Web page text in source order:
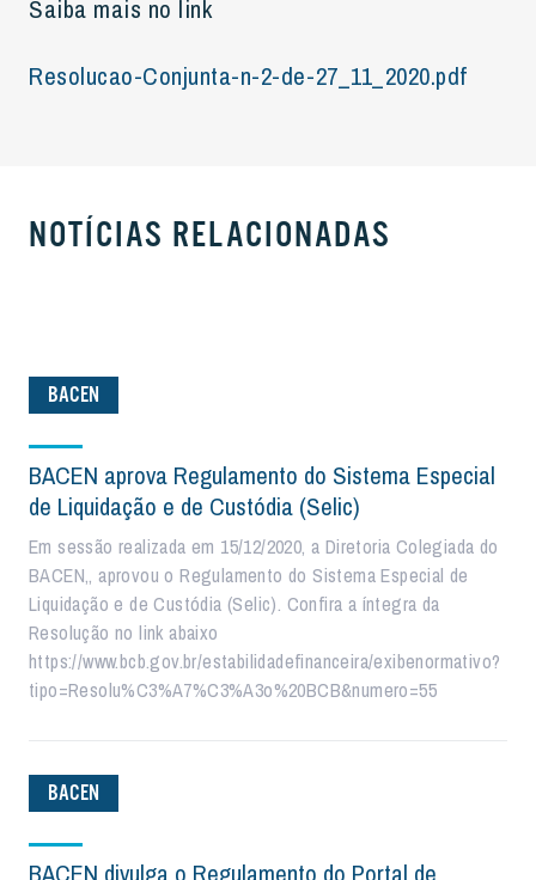
Saiba mais no link
Resolucao-Conjunta-n-2-de-27_11_2020.pdf
NOTÍCIAS RELACIONADAS
BACEN
BACEN aprova Regulamento do Sistema Especial
de Liquidação e de Custódia (Selic)
Em sessão realizada em 15/12/2020, a Diretoria Colegiada do
BACEN,, aprovou o Regulamento do Sistema Especial de
Liquidação e de Custódia (Selic). Confira a íntegra da
Resolução no link abaixo
https://www.bcb.gov.br/estabilidadefinanceira/exibenormativo?
tipo=Resolu%C3%A7%C3%A3o%20BCB&numero=55
BACEN
BACEN divulga o Regulamento do Portal de